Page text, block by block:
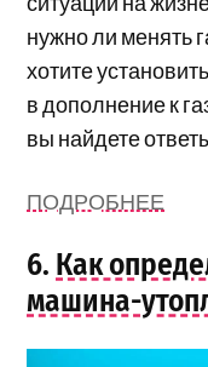
нужно ли менять
хотите
в дополнение к
вы найдете
ПОДРОБНЕЕ
6. Как
машина-